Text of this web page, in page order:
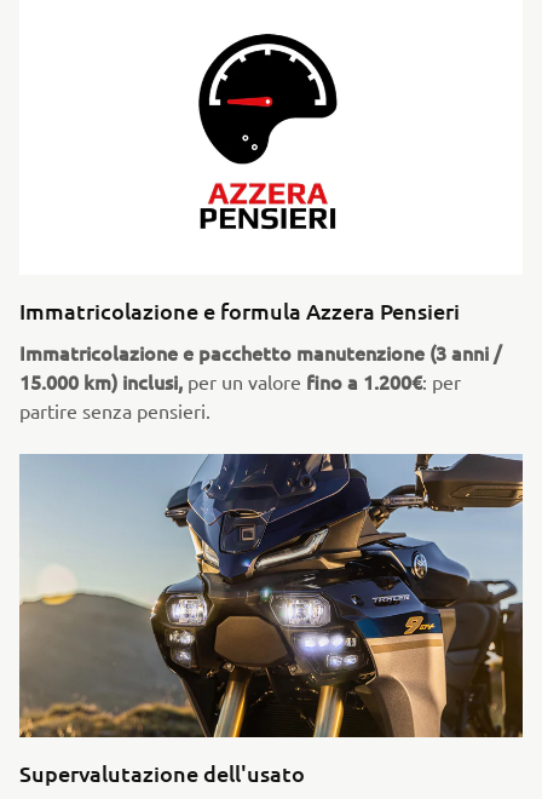
Immatricolazione e formula Azzera Pensieri
Immatricolazione e pacchetto manutenzione (3 anni /
15.000 km) inclusi, per un valore fino a 1.200€: per
partire senza pensieri.
Supervalutazione dell'usato